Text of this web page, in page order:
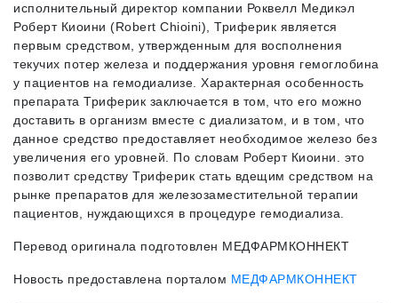
исполнительный директор компании Роквелл Медикэл
Роберт Киоини (Robert Chioini), Триферик является
первым средством, утвержденным для восполнения
текучих потер железа и поддержания уровня гемоглобина
у пациентов на гемодиализе. Характерная особенность
препарата Триферик заключается в том, что его можно
доставить в организм вместе с диализатом, и в том, что
данное средство предоставляет необходимое железо без
увеличения его уровней. По словам Роберт Киоини. это
позволит средству Триферик стать вдещим средством на
рынке препаратов для железозаместительной терапии
пациентов, нуждающихся в процедуре гемодиализа.
Перевод оригинала подготовлен МЕДФАРМКОННЕКТ
Новость предоставлена порталом МЕДФАРМКОННЕКТ